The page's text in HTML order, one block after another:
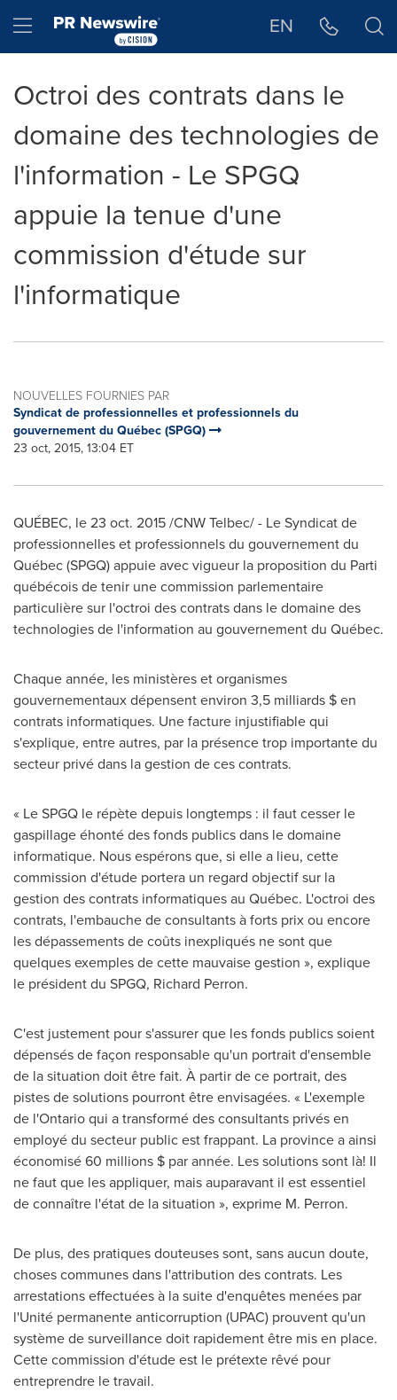
Hamburger menu EN
Octroi des contrats dans le
domaine des technologies de
l'information - Le SPGQ
appuie la tenue d'une
commission d'étude sur
l'informatique
NOUVELLES FOURNIES PAR
Syndicat de professionnelles et professionnels du
gouvernement du Québec (SPGQ)
23 oct, 2015, 13:04 ET
QUÉBEC, le23 oct. 2015/CNW Telbec/ - Le Syndicat de
professionnelles et professionnels du gouvernement du
Québec (SPGQ) appuie avec vigueur la proposition du Parti
québécois de tenir une commission parlementaire
particulière sur l'octroi des contrats dans le domaine des
technologies de l'information au gouvernement du Québec.
Chaque année, les ministères et organismes
gouvernementaux dépensent environ 3,5 milliards $ en
contrats informatiques. Une facture injustifiable qui
s'explique, entre autres, par la présence trop importante du
secteur privé dans la gestion de ces contrats.
« Le SPGQ le répète depuis longtemps : il faut cesser le
gaspillage éhonté des fonds publics dans le domaine
informatique. Nous espérons que, si elle a lieu, cette
commission d'étude portera un regard objectif sur la
gestion des contrats informatiques au Québec. L'octroi des
contrats, l'embauche de consultants à forts prix ou encore
les dépassements de coûts inexpliqués ne sont que
quelques exemples de cette mauvaise gestion », explique
le président du SPGQ, Richard Perron.
C'est justement pour s'assurer que les fonds publics soient
dépensés de façon responsable qu'un portrait d'ensemble
de la situation doit être fait. À partir de ce portrait, des
pistes de solutions pourront être envisagées. « L'exemple
de l'Ontarioqui a transformé des consultants privés en
employé du secteur public est frappant. La province a ainsi
économisé 60 millions $ par année. Les solutions sont là! Il
ne faut que les appliquer, mais auparavant il est essentiel
de connaître l'état de la situation », exprime M. Perron.
De plus, des pratiques douteuses sont, sans aucun doute,
choses communes dans l'attribution des contrats. Les
arrestations effectuées à la suite d'enquêtes menées par
l'Unité permanente anticorruption (UPAC) prouvent qu'un
système de surveillance doit rapidement être mis en place.
Cette commission d'étude est le prétexte rêvé pour
entreprendre le travail.